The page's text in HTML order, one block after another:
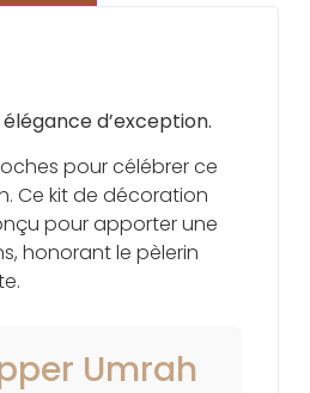
d’exception.
pour célébrer ce
Ce kit de décoration
pour apporter une
honorant le pèlerin
Umrah